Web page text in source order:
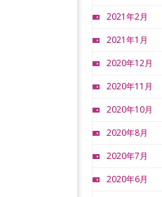
2021年2月
2021年1月
2020年12月
2020年11月
2020年10月
2020年8月
2020年7月
2020年6月